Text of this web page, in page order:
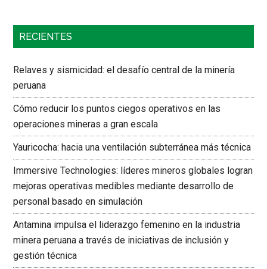
RECIENTES
Relaves y sismicidad: el desafío central de la minería
peruana
Cómo reducir los puntos ciegos operativos en las
operaciones mineras a gran escala
Yauricocha: hacia una ventilación subterránea más técnica
Immersive Technologies: líderes mineros globales logran
mejoras operativas medibles mediante desarrollo de
personal basado en simulación
Antamina impulsa el liderazgo femenino en la industria
minera peruana a través de iniciativas de inclusión y
gestión técnica